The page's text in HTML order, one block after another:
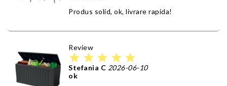
Produs solid, ok, livrare rapida!
Review
star star star star star
Stefania C 2026-06-10
ok